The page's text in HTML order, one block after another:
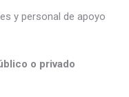
y personal de apoyo
o privado